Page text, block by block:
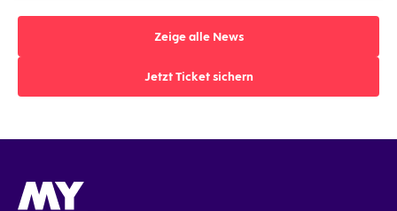
Zeige alle News
Jetzt Ticket sichern